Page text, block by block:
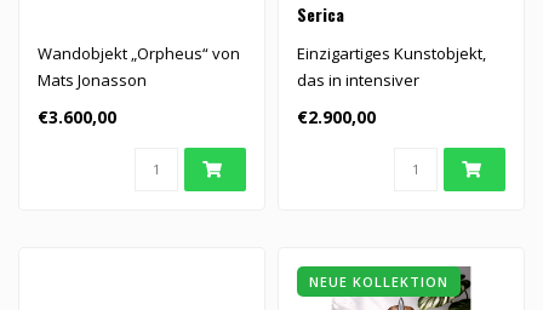
Wandobjekt „Orpheus“ von
Mats Jonasson
€3.600,00
Serica
Einzigartiges Kunstobjekt,
das in intensiver
Zusammenarbeit zwischen
Chantal van..
€2.900,00
NEUE KOLLEKTION